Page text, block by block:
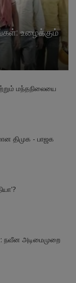
உழைக்கும்
மந்தநிலையை
திமுக - பாஜக
நவீன அடிமைமுறை